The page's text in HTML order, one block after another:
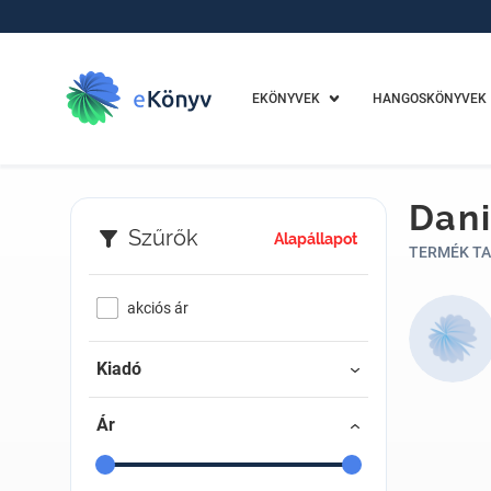
EKÖNYVEK HANGOSKÖNYVEK
Szűrők Alapállapot
akciós ár
Kiadó
Ár
TERMÉK